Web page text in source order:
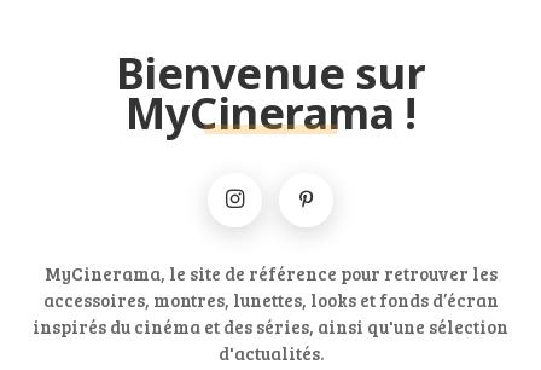
Bienvenue sur
MyCinerama !
MyCinerama, le site de référence pour retrouver les
accessoires, montres, lunettes, looks et fonds d’écran
inspirés du cinéma et des séries, ainsi qu'une sélection
d'actualités.